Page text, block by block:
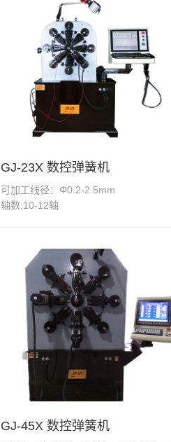
GJ-23X 数控弹簧机
可加工线径：Φ0.2-2.5mm
轴数:10-12轴
GJ-45X 数控弹簧机